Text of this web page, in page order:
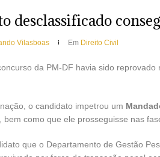
desclassificado
Vilasboas Em Direito Civil
da PM-DF havia sido
o candidato impetrou um
bem como que ele prosseguisse nas
que o Departamento de Gestão